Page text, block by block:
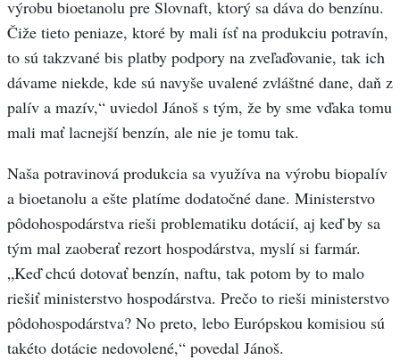
výrobu bioetanolu pre Slovnaft, ktorý sa dáva do benzínu.
Čiže tieto peniaze, ktoré by mali ísť na produkciu potravín,
to sú takzvané bis platby podpory na zveľaďovanie, tak ich
dávame niekde, kde sú navyše uvalené zvláštné dane, daň z
palív a mazív,“ uviedol Jánoš s tým, že by sme vďaka tomu
mali mať lacnejší benzín, ale nie je tomu tak.
Naša potravinová produkcia sa využíva na výrobu biopalív
a bioetanolu a ešte platíme dodatočné dane. Ministerstvo
pôdohospodárstva rieši problematiku dotácií, aj keď by sa
tým mal zaoberať rezort hospodárstva, myslí si farmár.
„Keď chcú dotovať benzín, naftu, tak potom by to malo
riešiť ministerstvo hospodárstva. Prečo to rieši ministerstvo
pôdohospodárstva? No preto, lebo Európskou komisiou sú
takéto dotácie nedovolené,“ povedal Jánoš.